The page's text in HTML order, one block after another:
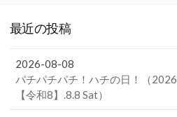
最近の投稿
2026-08-08
パチパチパチ！ハチの日！（2026
【令和8】.8.8 Sat）